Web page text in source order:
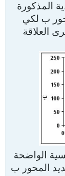
المذكورة
ب لكي
تكاد ترى العلاقة
الواضحة
المحور ب